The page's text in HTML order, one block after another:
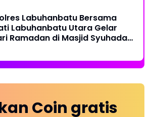
Labuhanbatu Bersama
Labuhanbatu Utara Gelar
Ramadan di Masjid Syuhada
Coin gratis